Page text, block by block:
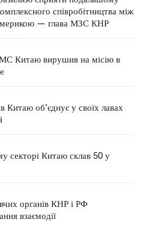
співробітництва між
— глава МЗС КНР
Китаю вирушив на місію в
Китаю об’єднує у своїх лавах
секторі Китаю склав 50 у
органів КНР і РФ
взаємодії